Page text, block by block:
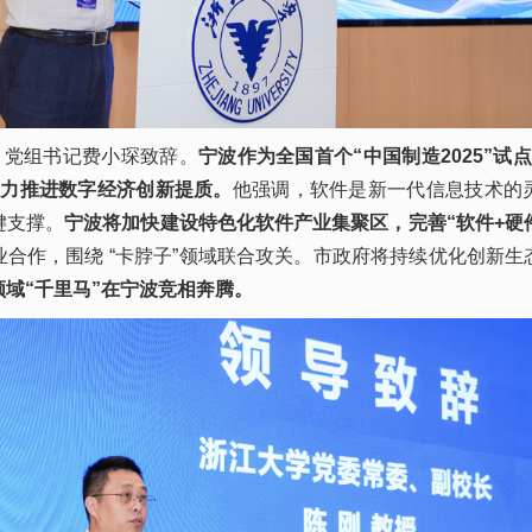
组书记费小琛致辞。 宁波作为全国首个“中国制造2025”试
推进数字经济创新提质。 他强调，软件是新一代信息技术的
支撑。宁波将加快建设特色化软件产业集聚区，完善“软件+硬
作，围绕 “卡脖子”领域联合攻关。市政府将持续优化创新生
“千里马”在宁波竞相奔腾。